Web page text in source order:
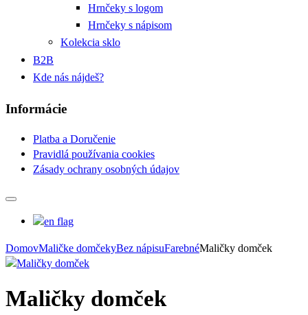
Hrnčeky s logom
Hrnčeky s nápisom
Kolekcia sklo
B2B
Kde nás nájdeš?
Informácie
Platba a Doručenie
Pravidlá používania cookies
Zásady ochrany osobných údajov
DomovMaličke domčekyBez nápisuFarebnéMaličky domček
Maličky domček